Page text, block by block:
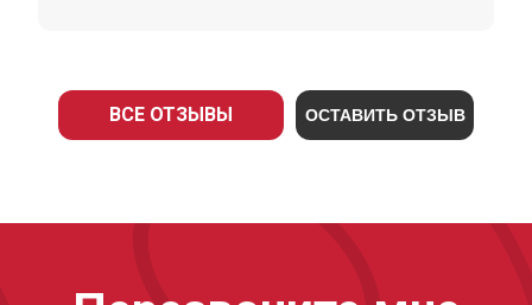
ВСЕ ОТЗЫВЫ ОСТАВИТЬ ОТЗЫВ